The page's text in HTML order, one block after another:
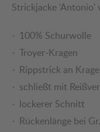
Strickjacke 'Antonio'
100% Schurwolle
Troyer-Kragen
Rippstrick an
schließt mit
lockerer Schnitt
Rückenlänge bei